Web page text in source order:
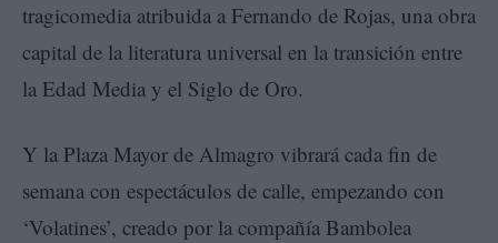
tragicomedia atribuida a Fernando de Rojas, una obra
capital de la literatura universal en la transición entre
la Edad Media y el Siglo de Oro.
Y la Plaza Mayor de Almagro vibrará cada fin de
semana con espectáculos de calle, empezando con
‘Volatines’, creado por la compañía Bambolea